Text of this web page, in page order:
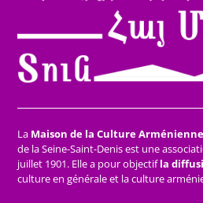
La Maison de la Culture Arménienne
de la Seine-Saint-Denis est une
juillet 1901. Elle a pour objectifla
culture en générale et la culture